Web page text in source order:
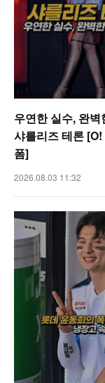
우연한 실수, 완벽
샤를리즈 테론
폼]
2026.08.03 11:32